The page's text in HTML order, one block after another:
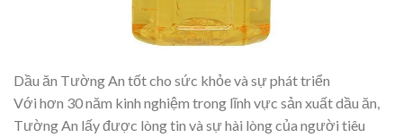
Dầu ăn Tường An tốt cho sức khỏe và sự phát triển
Với hơn 30 năm kinh nghiệm trong lĩnh vực sản xuất dầu ăn,
Tường An lấy được lòng tin và sự hài lòng của người tiêu